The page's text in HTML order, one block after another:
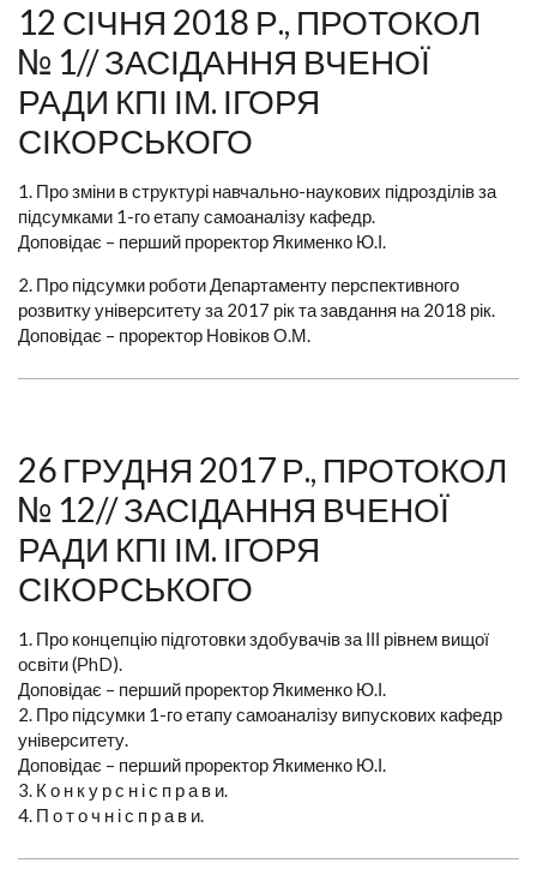
12 СІЧНЯ 2018 Р., ПРОТОКОЛ
№ 1// ЗАСІДАННЯ ВЧЕНОЇ
РАДИ КПІ ІМ. ІГОРЯ
СІКОРСЬКОГО
1. Про зміни в структурі навчально-наукових підрозділів за
підсумками 1-го етапу самоаналізу кафедр.
Доповідає – перший проректор Якименко Ю.І.
2. Про підсумки роботи Департаменту перспективного
розвитку університету за 2017 рік та завдання на 2018 рік.
Доповідає – проректор Новіков О.М.
26 ГРУДНЯ 2017 Р., ПРОТОКОЛ
№ 12// ЗАСІДАННЯ ВЧЕНОЇ
РАДИ КПІ ІМ. ІГОРЯ
СІКОРСЬКОГО
1. Про концепцію підготовки здобувачів за ІІІ рівнем вищої
освіти (РhD).
Доповідає – перший проректор Якименко Ю.І.
2. Про підсумки 1-го етапу самоаналізу випускових кафедр
університету.
Доповідає – перший проректор Якименко Ю.І.
3. К о н к у р с н і с п р а в и.
4. П о т о ч н і с п р а в и.